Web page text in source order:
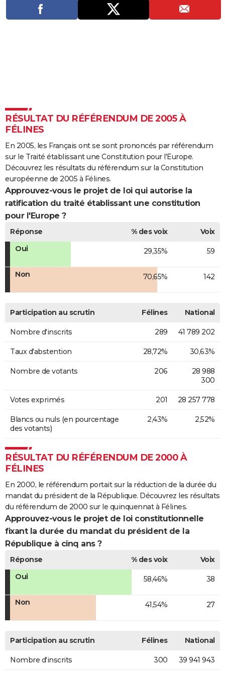
Destinations
Voyage nature
Voyage de noces
Dictionnaire
Biographies
Citations
Expressions
Proverbes
PROGRAMME TV
COPAINS D'AVANT
S'inscrire
Se connecter
Lycées
Collèges
Primaires
Universités
Entreprises
Service militaire
Avis de recherche
AVIS DE DÉCÈS
FORUM
Bricolage
Lifestyle
Culture
Sport
Auto
Television
Voyage
Cinema
RÉSULTAT DU RÉFÉRENDUM DE 2005 À
FÉLINES
En 2005, les Français ont se sont prononcés par référendum
sur le Traité établissant une Constitution pour l'Europe.
Découvrez les résultats du référendum sur la Constitution
européenne de 2005 à Félines.
Approuvez-vous le projet de loi qui autorise la
ratification du traité établissant une constitution
pour l'Europe ?
Réponse % des voix
Voix
Oui
29,35% 59
Non 70,65% 142
Participation au scrutin Félines National
Nombre d'inscrits 289 41 789 202
Taux d'abstention 28,72% 30,63%
Nombre de votants 206
28 988
300
Votes exprimés 201 28 257 778
Blancs ou nuls (en pourcentage
des votants)
2,43% 2,52%
RÉSULTAT DU RÉFÉRENDUM DE 2000 À
FÉLINES
En 2000, le référendum portait sur la réduction de la durée du
mandat du président de la République. Découvrez les résultats
du référendum de 2000 sur le quinquennat à Félines.
Approuvez-vous le projet de loi constitutionnelle
fixant la durée du mandat du président de la
République à cinq ans ?
Réponse % des voix
Voix
Oui
58,46% 38
Non 41,54% 27
Participation au scrutin Félines National
Nombre d'inscrits 300 39 941 943